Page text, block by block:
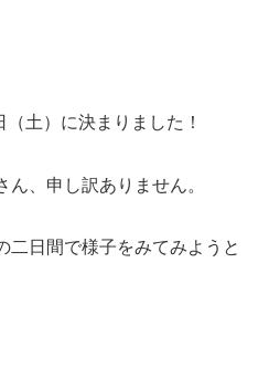
土）に決まりました！
、申し訳ありません。
二日間で様子をみてみようと